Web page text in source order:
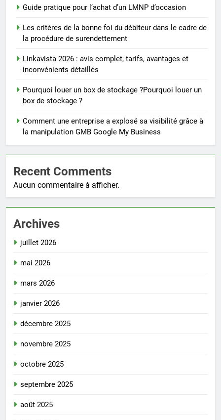
Guide pratique pour l’achat d’un LMNP d’occasion
Les critères de la bonne foi du débiteur dans le cadre de
la procédure de surendettement
Linkavista 2026 : avis complet, tarifs, avantages et
inconvénients détaillés
Pourquoi louer un box de stockage ?Pourquoi louer un
box de stockage ?
Comment une entreprise a explosé sa visibilité grâce à
la manipulation GMB Google My Business
Recent Comments
Aucun commentaire à afficher.
Archives
juillet 2026
mai 2026
mars 2026
janvier 2026
décembre 2025
novembre 2025
octobre 2025
septembre 2025
août 2025